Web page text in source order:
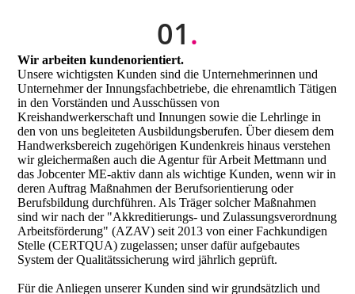
01.
Wir arbeiten kundenorientiert.
Unsere wichtigsten Kunden sind die Unternehmerinnen und
Unternehmer der Innungsfachbetriebe, die ehrenamtlich Tätigen
in den Vorständen und Ausschüssen von
Kreishandwerkerschaft und Innungen sowie die Lehrlinge in
den von uns begleiteten Ausbildungsberufen. Über diesem dem
Handwerksbereich zugehörigen Kundenkreis hinaus verstehen
wir gleichermaßen auch die Agentur für Arbeit Mettmann und
das Jobcenter ME-aktiv dann als wichtige Kunden, wenn wir in
deren Auftrag Maßnahmen der Berufsorientierung oder
Berufsbildung durchführen. Als Träger solcher Maßnahmen
sind wir nach der "Akkreditierungs- und Zulassungsverordnung
Arbeitsförderung" (AZAV) seit 2013 von einer Fachkundigen
Stelle (CERTQUA) zugelassen; unser dafür aufgebautes
System der Qualitätssicherung wird jährlich geprüft.
Für die Anliegen unserer Kunden sind wir grundsätzlich und